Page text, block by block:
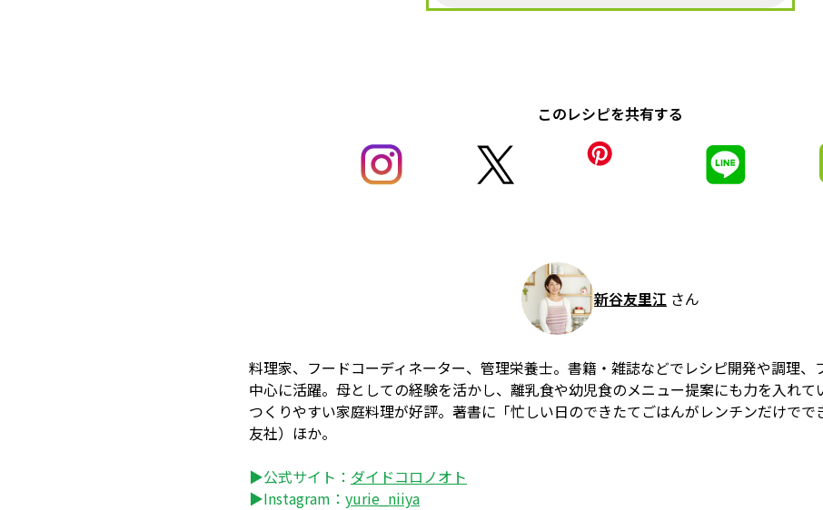
このレシピを共有する
新谷友里江 さん
料理家、フードコーディネーター、管理栄養士。書籍・雑誌などでレシピ開発や調理、
中心に活躍。母としての経験を活かし、離乳食や幼児食のメニュー提案にも力を入れて
つくりやすい家庭料理が好評。著書に「忙しい日のできたてごはんがレンチンだけでで
友社）ほか。
▶公式サイト： ダイドコロノオト
▶Instagram： yurie_niiya